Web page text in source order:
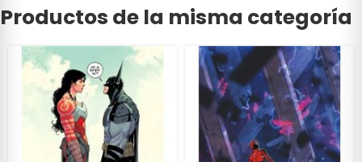
Productos de la misma categoría